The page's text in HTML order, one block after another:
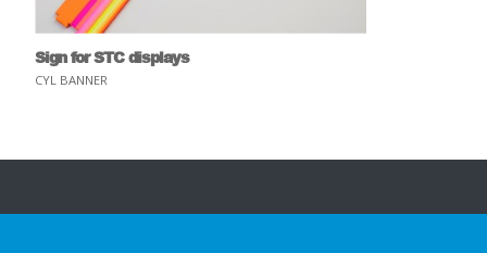
Sign for STC displays
CYL BANNER
O društvu HL Uvidi i inspiracija